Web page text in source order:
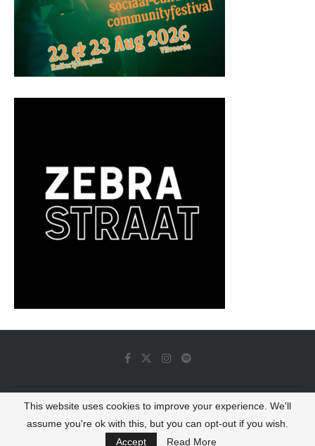
© 2022 - Luminous Dash All Rights Reserved
BACK TO TOP
This website uses cookies to improve your experience. We'll
assume you're ok with this, but you can opt-out if you wish.
Accept
Read More